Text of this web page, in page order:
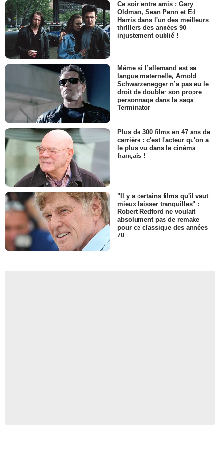
Ce soir entre amis : Gary
Oldman, Sean Penn et Ed
Harris dans l'un des meilleurs
thrillers des années 90
injustement oublié !
Même si l’allemand est sa
langue maternelle, Arnold
Schwarzenegger n’a pas eu le
droit de doubler son propre
personnage dans la saga
Terminator
Plus de 300 films en 47 ans de
carrière : c'est l'acteur qu'on a
le plus vu dans le cinéma
français !
"Il y a certains films qu'il vaut
mieux laisser tranquilles" :
Robert Redford ne voulait
absolument pas de remake
pour ce classique des années
70